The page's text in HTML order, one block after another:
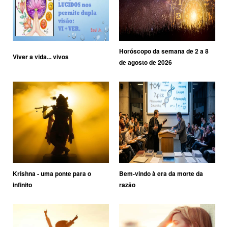
Viver a vida... vivos
Horóscopo da semana de 2 a 8
de agosto de 2026
Krishna - uma ponte para o
infinito
Bem-vindo à era da morte da
razão